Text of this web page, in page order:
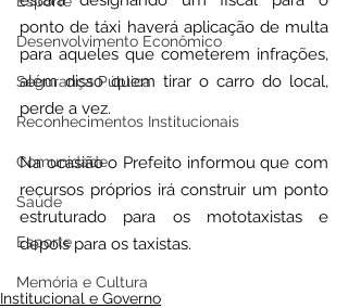
Desenvolvimento Econômico
Segurança Pública
Reconhecimentos Institucionais
Comunidade
Saúde
Esporte
Memória e Cultura
ponto de táxi haverá aplicação de multa
para aqueles que cometerem infrações,
além disso quem tirar o carro do local,
perde a vez.
Na ocasião o Prefeito informou que com
recursos próprios irá construir um ponto
estruturado para os mototaxistas e
depois para os taxistas.
Institucional e Governo